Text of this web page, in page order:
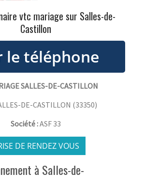
vtc mariage sur Salles-de-
Castillon
SALLES-DE-CASTILLON
DE-CASTILLON (33350)
Société :ASF 33
DE RENDEZ VOUS
à Salles-de-